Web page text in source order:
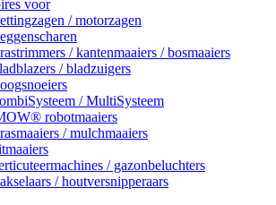
voor
/ motorzagen
/ kantenmaaiers / bosmaaiers
/ bladzuigers
/ MultiSysteem
robotmaaiers
/ mulchmaaiers
/ gazonbeluchters
/ houtversnipperaars